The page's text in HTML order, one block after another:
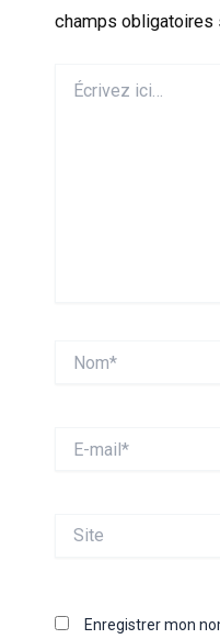
champs obligatoires
ici…
mail*
Enregistrer mon